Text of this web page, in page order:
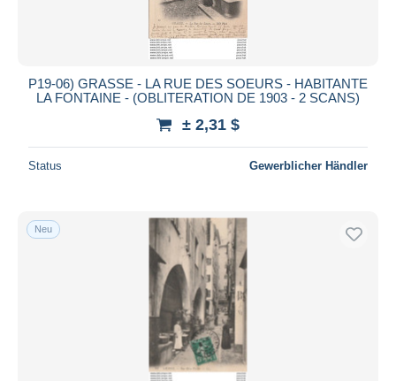
P19-06) GRASSE - LA RUE DES SOEURS - HABITANTE
LA FONTAINE - (OBLITERATION DE 1903 - 2 SCANS)
± 2,31 $
Status Gewerblicher Händler
Neu